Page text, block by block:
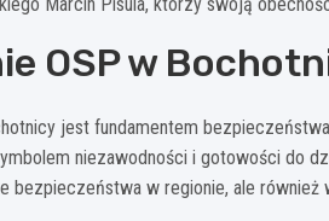
OSP w
jest fundamentem
niezawodności i gotowości do
bezpieczeństwa w regionie, ale również